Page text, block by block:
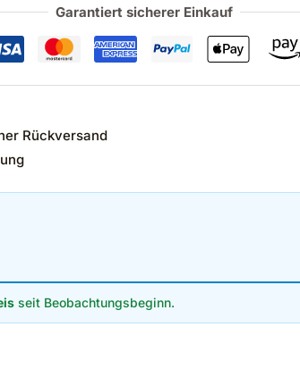
Garantiert sicherer Einkauf
Rückversand
seit Beobachtungsbeginn.